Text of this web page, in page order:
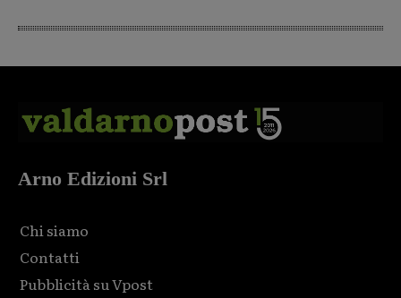
Arno Edizioni Srl
Chi siamo
Contatti
Pubblicità su Vpost